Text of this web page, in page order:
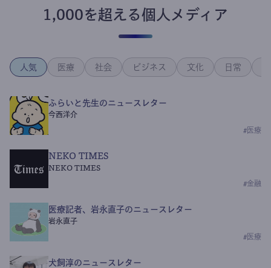
1,000を超える個人メディア
人気 医療 社会 ビジネス 文化 日常
ふらいと先生のニュースレター
今西洋介
# 医療
NEKO TIMES
NEKO TIMES
#金融
医療記者、岩永直子のニュースレター
岩永直子
# 医療
犬飼淳のニュースレター